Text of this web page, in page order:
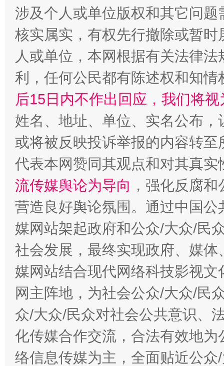
网上购药对药下症？
这是一记警钟！ 谢
在谋一域中谋全局
今
涉及个人或单位版权和其它问题
核实属实，有权先行撤除或暂
人或单位，本网根据有关法律
利，任何公民都有陈述权和知情
后15日内不作出回应，我们将
姓名、地址、单位、实名公布
或将被反映投诉举报的内容转
代表本网赞同其观点和对其真实
流传媒舆论为导向 ，强化反腐
营造良好舆论氛围。通过中国
媒网站架起政府和公众/大众/民
社会发展，最终实现政府、媒
媒网站结合现代网络科技影视
网主阵地，为社会公众/大众/民
众/大众/民众对社会公共意识、
化传媒合作交流，合法有效地
络信息传媒为主，全面贴近公